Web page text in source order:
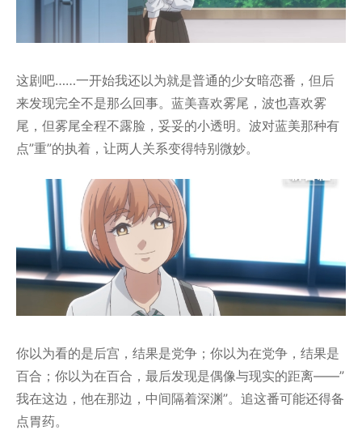
这剧吧……一开始我还以为就是普通的少女暗恋番，但后
来发现完全不是那么回事。蓝美喜欢雾尾，波也喜欢雾
尾，但雾尾全程不露脸，妥妥的小透明。波对蓝美那种有
点”重”的执着，让两人关系变得特别微妙。
你以为看的是后宫，结果是党争；你以为在党争，结果是
百合；你以为在百合，最后发现是偶像与现实的距离——”
我在这边，他在那边，中间隔着深渊”。追这番可能还得备
点胃药。